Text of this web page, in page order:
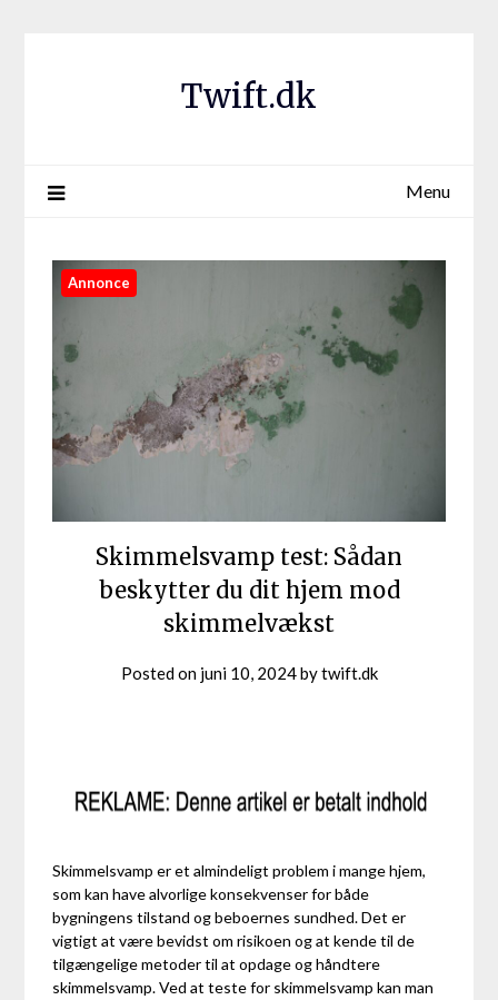
Twift.dk
Menu
Annonce
Skimmelsvamp test: Sådan
beskytter du dit hjem mod
skimmelvækst
Posted on juni 10, 2024bytwift.dk
Skimmelsvamp er et almindeligt problem i mange hjem,
som kan have alvorlige konsekvenser for både
bygningens tilstand og beboernes sundhed. Det er
vigtigt at være bevidst om risikoen og at kende til de
tilgængelige metoder til at opdage og håndtere
skimmelsvamp. Ved at teste for skimmelsvamp kan man